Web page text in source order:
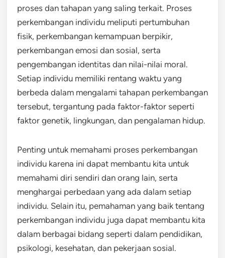
proses dan tahapan yang saling terkait. Proses
perkembangan individu meliputi pertumbuhan
fisik, perkembangan kemampuan berpikir,
perkembangan emosi dan sosial, serta
pengembangan identitas dan nilai-nilai moral.
Setiap individu memiliki rentang waktu yang
berbeda dalam mengalami tahapan perkembangan
tersebut, tergantung pada faktor-faktor seperti
faktor genetik, lingkungan, dan pengalaman hidup.
Penting untuk memahami proses perkembangan
individu karena ini dapat membantu kita untuk
memahami diri sendiri dan orang lain, serta
menghargai perbedaan yang ada dalam setiap
individu. Selain itu, pemahaman yang baik tentang
perkembangan individu juga dapat membantu kita
dalam berbagai bidang seperti dalam pendidikan,
psikologi, kesehatan, dan pekerjaan sosial.